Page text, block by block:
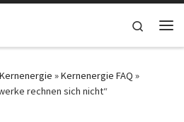
Search
Kernenergie »Kernenergie FAQ »
rechnen sich nicht“